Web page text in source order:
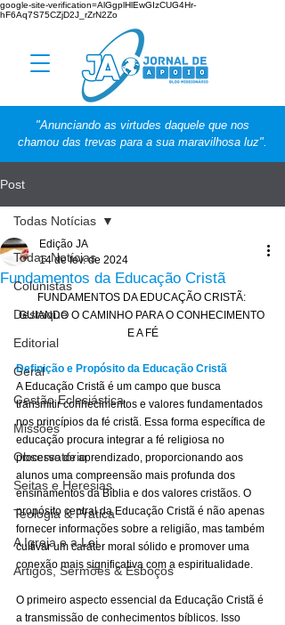
google-site-verification=AlGgplHlEwGIzCUG4Hr-
hF6Aq7S75CZjD2J_rZrN2Zo
"Anunciando as virtudes daquele que nos
chamou das trevas para a sua maravilhosa luz".
Post
Todas Notícias
Colunistas
Destaque
Editorial
Geral
Gestão Eclesiástica
Missões
Observatório
Seitas e Heresias
Teologia & Prática
A Igreja e a Lei
Artigos, Sermões & Esboços
Todas Notícias
Fundamentos da Educação Cristã
Edição JA
14 de fev. de 2024
FUNDAMENTOS DA EDUCAÇÃO CRISTÃ:
GUIANDO O CAMINHO PARA O CONHECIMENTO
E A FÉ
Definição e Propósito da Educação Cristã
A Educação Cristã é um campo que busca
transmitir conhecimentos e valores fundamentados
nos princípios da fé cristã. Essa forma específica de
educação procura integrar a fé religiosa no
processo de aprendizado, proporcionando aos
alunos uma compreensão mais profunda dos
ensinamentos da Bíblia e dos valores cristãos. O
propósito central da Educação Cristã é não apenas
fornecer informações sobre a religião, mas também
cultivar um caráter moral sólido e promover uma
conexão mais significativa com a espiritualidade.
O primeiro aspecto essencial da Educação Cristã é
a transmissão de conhecimentos bíblicos. Isso